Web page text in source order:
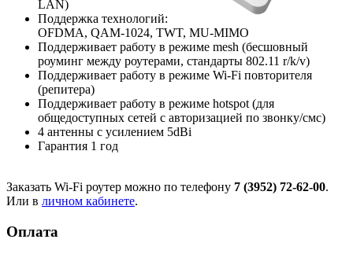
LAN)
Поддержка технологий:
OFDMA, QAM-1024, TWT, MU-MIMO
Поддерживает работу в режиме mesh (бесшовный
роуминг между роутерами, стандарты 802.11 r/k/v)
Поддерживает работу в режиме Wi-Fi повторителя
(репитера)
Поддерживает работу в режиме hotspot (для
общедоступных сетей с авторизацией по звонку/смс)
4 антенны с усилением 5dBi
Гарантия 1 год
Заказать Wi-Fi роутер можно по телефону 7 (3952) 72-62-00.
Или в личном кабинете.
Оплата